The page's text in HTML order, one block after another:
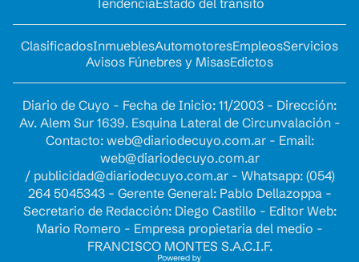
ClasificadosInmueblesAutomotoresEmpleosServicios
Avisos Fúnebres y MisasEdictos
Diario de Cuyo - Fecha de Inicio: 11/2003 - Dirección:
Av. Alem Sur 1639. Esquina Lateral de Circunvalación -
Contacto: web@diariodecuyo.com.ar- Email:
web@diariodecuyo.com.ar
/ publicidad@diariodecuyo.com.ar- Whatsapp: (054)
264 5045343 - Gerente General: Pablo Dellazoppa -
Secretario de Redacción: Diego Castillo - Editor Web:
Mario Romero - Empresa propietaria del medio -
FRANCISCO MONTES S.A.C.I.F.